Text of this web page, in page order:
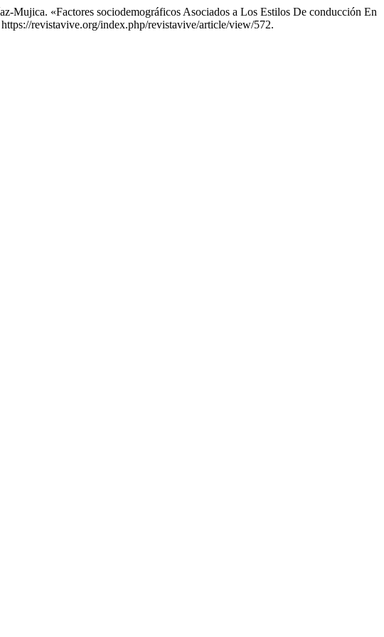
«Factores sociodemográficos Asociados a Los Estilos De conducción En
revistavive.org/index.php/revistavive/article/view/572.